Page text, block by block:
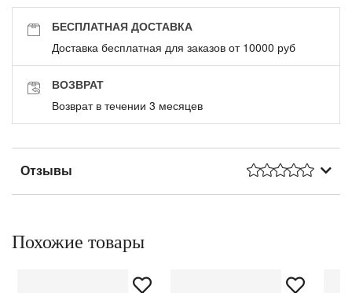
БЕСПЛАТНАЯ ДОСТАВКА
Доставка бесплатная для заказов от 10000 руб
ВОЗВРАТ
Возврат в течении 3 месяцев
Отзывы
Похожие товары